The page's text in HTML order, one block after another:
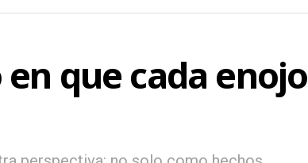
que cada enojo